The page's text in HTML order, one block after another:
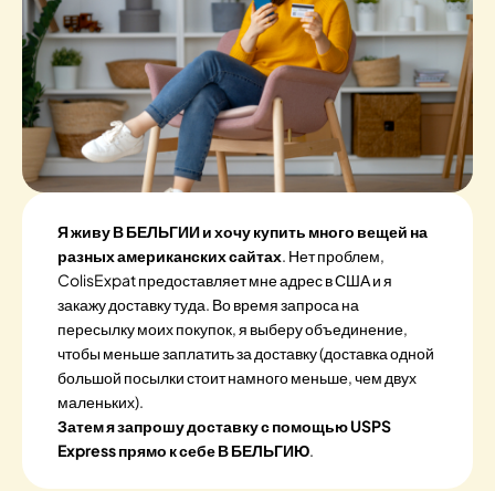
Я живу В БЕЛЬГИИ и хочу купить много вещей на
разных американских сайтах. Нет проблем,
ColisExpat предоставляет мне адрес в США и я
закажу доставку туда. Во время запроса на
пересылку моих покупок, я выберу объединение,
чтобы меньше заплатить за доставку (доставка одной
большой посылки стоит намного меньше, чем двух
маленьких).
Затем я запрошу доставку с помощью USPS
Express прямо к себе В БЕЛЬГИЮ.